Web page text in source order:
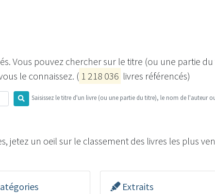
Vous pouvez chercher sur le titre (ou une partie
le connaissez. ( 1 218 036 livres référencés)
Saisissez le titre d'un livre (ou une partie du titre), le nom de l'auteur
jetez un oeil sur le classement des livres les plus
Extraits